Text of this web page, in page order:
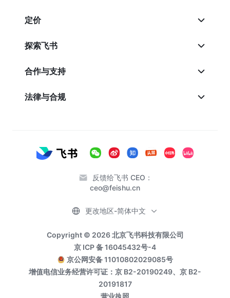
定价
探索飞书
合作与支持
法律与合规
反馈给飞书 CEO：
ceo@feishu.cn
Copyright © 2026 北京飞书科技有限公司
京 ICP 备 16045432号-4
京公网安备 11010802029085号
增值电信业务经营许可证：京 B2-20190249、京 B2-
20191817
营业执照
更改地区-简体中文